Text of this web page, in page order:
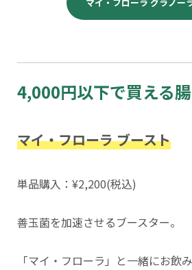
マイ・フローラ グラノー
4,000円以下で買える
マイ・フローラ ブースト
単品購入：¥2,200(税込)
善玉菌を加速させるブースター。
「マイ・フローラ」と一緒にお飲